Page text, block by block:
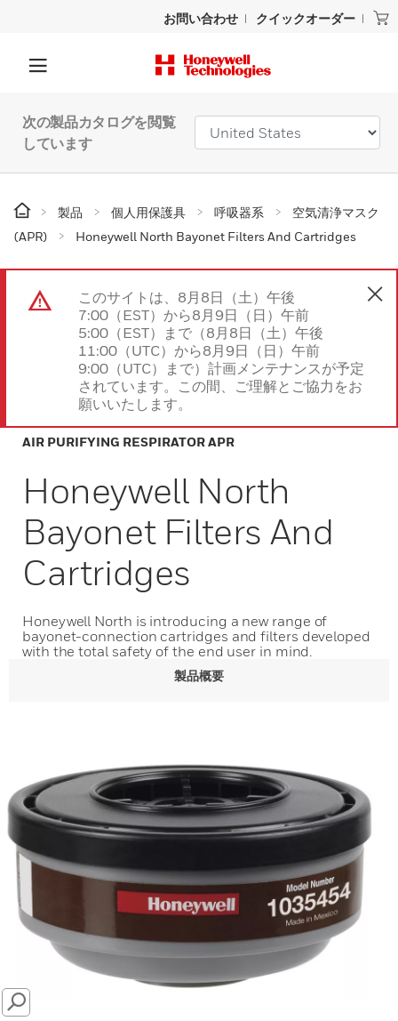
お問い合わせ クイックオーダー
次の製品カタログを閲覧
しています
製品 個人用保護具 呼吸器系
空気清浄マスク
(APR)
Honeywell North Bayonet Filters And Cartridges
このサイトは、8月8日（土）午後
7:00（EST）から8月9日（日）午前
5:00（EST）まで（8月8日（土）午後
11:00（UTC）から8月9日（日）午前
9:00（UTC）まで）計画メンテナンスが予定
されています。この間、ご理解とご協力をお
願いいたします。
AIR PURIFYING RESPIRATOR APR
Honeywell North
Bayonet Filters And
Cartridges
Honeywell North is introducing a new range of
bayonet-connection cartridges and filters developed
with the total safety of the end user in mind.
製品概要
SEARCH